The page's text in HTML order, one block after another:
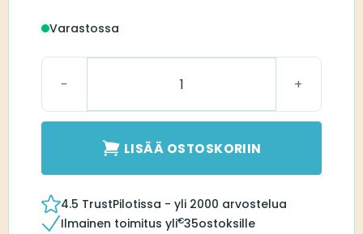
Varastossa
LISÄÄ OSTOSKORIIN
4.5 TrustPilotissa - yli 2000 arvostelua
Ilmainen toimitus yli€35ostoksille